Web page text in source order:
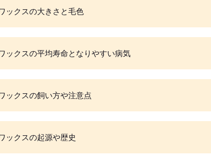
ックスの大きさと毛色
ックスの平均寿命となりやすい病気
ックスの飼い方や注意点
ックスの起源や歴史